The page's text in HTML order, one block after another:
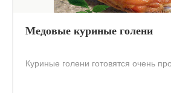
Медовые куриные голени
Куриные голени готовятся очень